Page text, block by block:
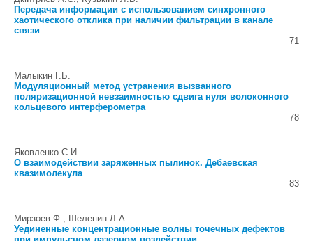
Передача информации с использованием синхронного
хаотического отклика при наличии фильтрации в канале
связи
71
Малыкин Г.Б.
Модуляционный метод устранения вызванного
поляризационной невзаимностью сдвига нуля волоконного
кольцевого интерферометра
78
Яковленко С.И.
О взаимодействии заряженных пылинок. Дебаевская
квазимолекула
83
Мирзоев Ф., Шелепин Л.А.
Уединенные концентрационные волны точечных дефектов